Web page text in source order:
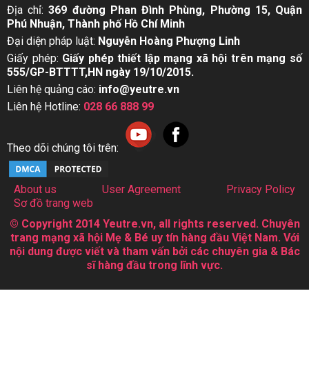
Địa chỉ:369 đường Phan Đình Phùng, Phường 15, Quận
Phú Nhuận, Thành phố Hồ Chí Minh
Đại diện pháp luật: Nguyễn Hoàng Phượng Linh
Giấy phép: Giấy phép thiết lập mạng xã hội trên mạng số
555/GP-BTTTT,HN ngày 19/10/2015.
Liên hệ quảng cáo: info@yeutre.vn
Liên hệ Hotline: 028 66 888 99
Theo dõi chúng tôi trên:
About us User Agreement
Privacy Policy
Sơ đồ trang web
© Copyright 2014 Yeutre.vn, all rights reserved. Chuyên
trang mạng xã hội Mẹ & Bé uy tín hàng đầu Việt Nam. Với
nội dung được viết và tham vấn bởi các chuyên gia & Bác
sĩ hàng đầu trong lĩnh vực.